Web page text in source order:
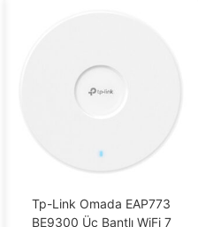
Tp-Link Omada EAP773
BE9300 Üç Bantlı WiFi 7